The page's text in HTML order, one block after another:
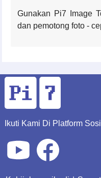
Gunakan Pi7 Image
dan pemotong foto -
Ikuti Kami Di Platform